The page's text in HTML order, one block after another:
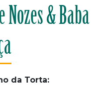
Nozes & Baba
da Torta: